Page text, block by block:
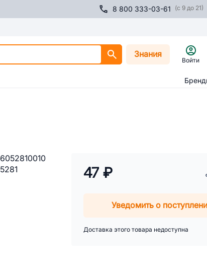
8 800 333-03-61 (с 9 до 21)
Знания
Войти
47 ₽
Уведомить о
Доставка этого товара недоступна